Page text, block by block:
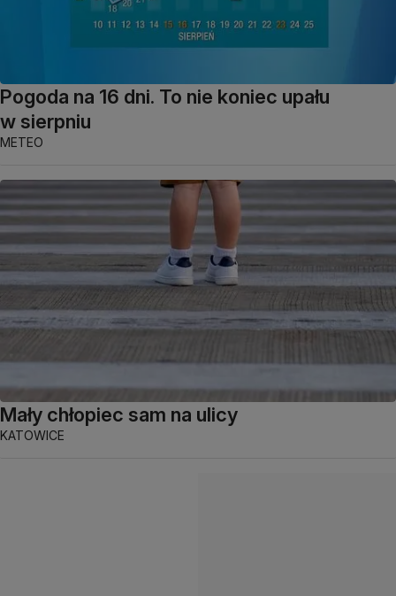
Pogoda na 16 dni. To nie koniec upału
w sierpniu
METEO
Mały chłopiec sam na ulicy
KATOWICE